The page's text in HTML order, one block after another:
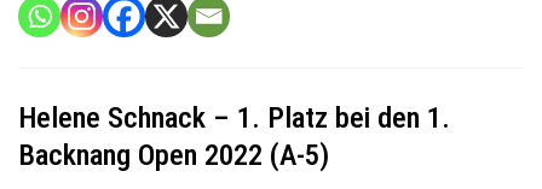
Helene Schnack – 1. Platz bei den 1.
Backnang Open 2022 (A-5)